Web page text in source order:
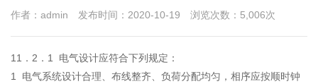
作者：admin 发布时间：2020-10-19 浏览次数：5,006次
11．2．1 电气设计应符合下列规定：
1 电气系统设计合理、布线整齐、负荷分配均匀，相序应按顺时钟